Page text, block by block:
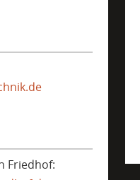
.
Friedhof: